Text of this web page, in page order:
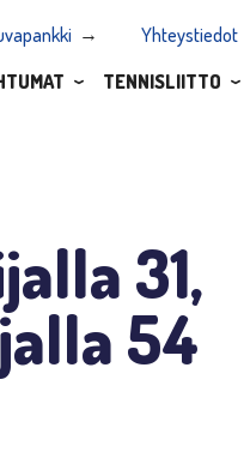
Yhteystiedot
TENNISLIITTO
31,
54